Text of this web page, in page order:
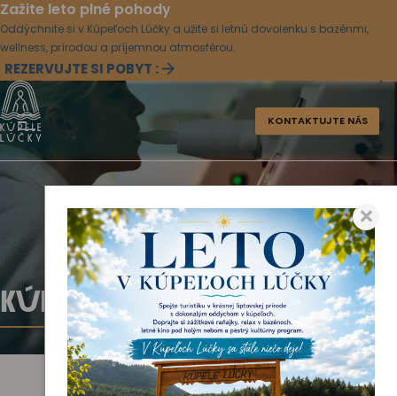
Zažite leto plné pohody
Oddýchnite si v Kúpeľoch Lúčky a užite si letnú dovolenku s bazénmi,
wellness, prírodou a príjemnou atmosférou.
REZERVUJTE SI POBYT :
×
KONTAKTUJTE NÁS
KÚPEĽNÁ LIEČBA A